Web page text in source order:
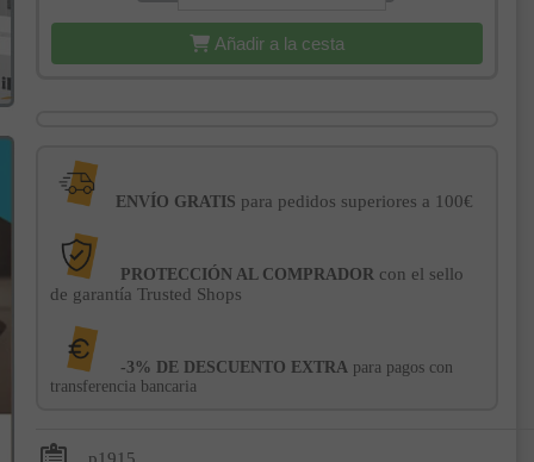
Añadir a la cesta
ENVÍO GRATIS para pedidos superiores a 100€
PROTECCIÓN AL COMPRADOR con el sello
de garantía Trusted Shops
-3% DE DESCUENTO EXTRApara pagos con
transferencia bancaria